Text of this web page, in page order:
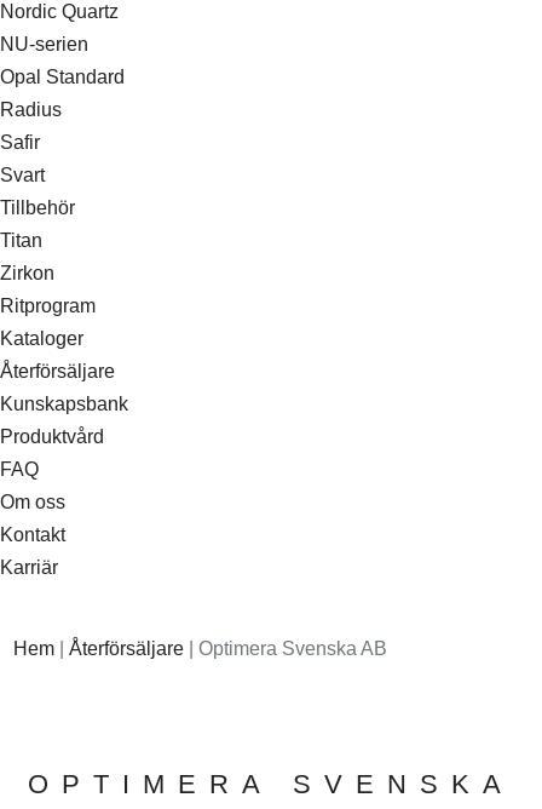
Nordic Quartz
NU-serien
Opal Standard
Radius
Safir
Svart
Tillbehör
Titan
Zirkon
Ritprogram
Kataloger
Återförsäljare
Kunskapsbank
Produktvård
FAQ
Om oss
Kontakt
Karriär
Hem |Återförsäljare |Optimera Svenska AB
OPTIMERA SVENSKA